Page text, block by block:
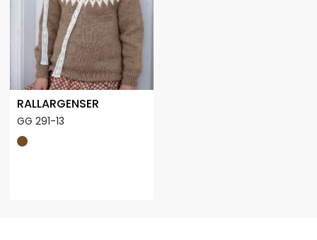
RALLARGENSER
GG 291-13